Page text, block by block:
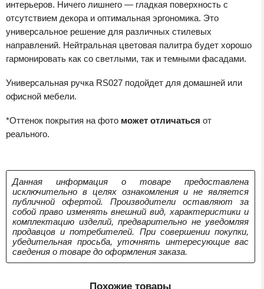
интерьеров. Ничего лишнего — гладкая поверхность с
отсутствием декора и оптимальная эргономика. Это
универсальное решение для различных стилевых
направлений. Нейтральная цветовая палитра будет хорошо
гармонировать как со светлыми, так и темными фасадами.
Универсальная ручка RS027 подойдет для домашней или
офисной мебели.
*Оттенок покрытия на фото может отличаться от
реального.
Данная информация о товаре предоставлена
исключительно в целях ознакомления и не является
публичной офертой. Производители оставляют за
собой право изменять внешний вид, характеристики и
комплектацию изделий, предварительно не уведомляя
продавцов и потребителей. При совершении покупки,
убедительная просьба, уточнять интересующие вас
сведения о товаре до оформления заказа.
Похожие товары